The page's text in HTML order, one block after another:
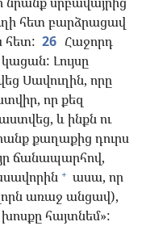
հետ բարձրացավ
հետ: 26 Հաջորդ
Լույսը
Սավուղին, որը
որ քեզ
և ինքն ու
քաղաքից դուրս
ճանապարհով,
+ ասա, որ
առաջ անցավ),
հայտնեմ»: